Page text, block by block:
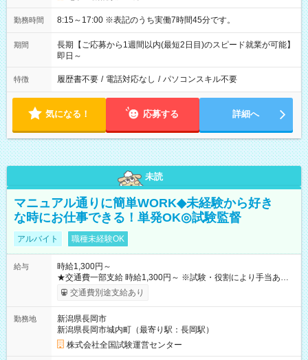
勤務時間 8:15～17:00 ※表記のうち実働7時間45分です。
期間
長期【ご応募から1週間以内(最短2日目)のスピード就業が可能】
即日～
特徴 履歴書不要 / 電話対応なし / パソコンスキル不要
気になる！ 応募する 詳細へ
未読
マニュアル通りに簡単WORK◆未経験から好き
な時にお仕事できる！単発OK◎試験監督
アルバイト 職種未経験OK
給与
時給1,300円～
★交通費一部支給 時給1,300円～ ※試験・役割により手当あり
※勤務回数により昇給あり 【即給（前払い）オプションあ
り！】 希望される場合、勤務から1週間ほどで給与の一部を受け
例】 ・河合塾模擬試験 8:30～17:30（休憩1時間） 時給1,300円
×8時間＝日収10,400円＋交通費 ※当日の役割により時給＋100
円の場合あり ・国家試験 7:00～13:30（休憩なし） 時給1,300
円（役割手当＋100円）×6時間＝日収8,400円＋交通費 【試用期
交通費別途支給あり
勤務地
新潟県長岡市
新潟県長岡市城内町（最寄り駅：長岡駅）
株式会社全国試験運営センター